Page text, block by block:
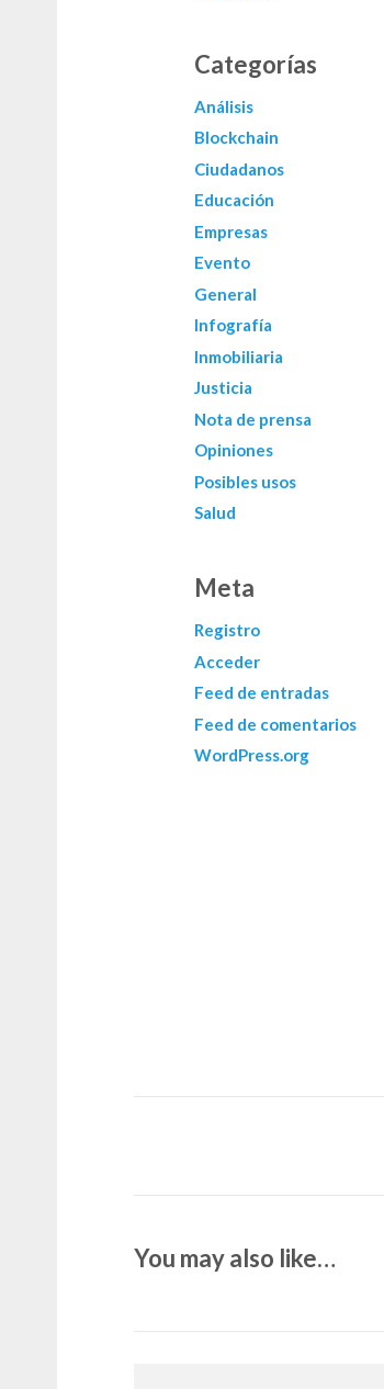
Categorías
Análisis
Blockchain
Ciudadanos
Educación
Empresas
Evento
General
Infografía
Inmobiliaria
Justicia
Nota de prensa
Opiniones
Posibles usos
Salud
Meta
Registro
Acceder
Feed de entradas
Feed de comentarios
WordPress.org
You may also like…